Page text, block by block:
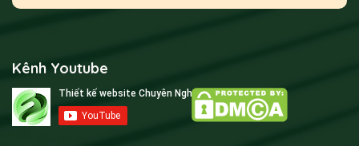
Kênh Youtube